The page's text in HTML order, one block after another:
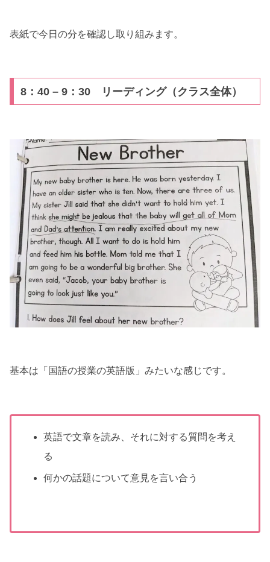
表紙で今日の分を確認し取り組みます。
8：40 – 9：30 リーディング（クラス全体）
基本は「国語の授業の英語版」みたいな感じです。
英語で文章を読み、それに対する質問を考え
る
何かの話題について意見を言い合う